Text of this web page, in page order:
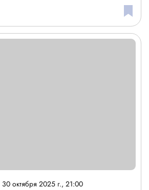
30 октября 2025 г., 21:00